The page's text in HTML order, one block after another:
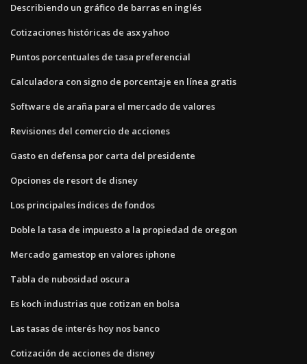
Describiendo un gráfico de barras en inglés
Cotizaciones históricas de asx yahoo
Puntos porcentuales de tasa preferencial
Calculadora con signo de porcentaje en línea gratis
Software de araña para el mercado de valores
Revisiones del comercio de acciones
Gasto en defensa por carta del presidente
Opciones de resort de disney
Los principales índices de fondos
Doble la tasa de impuesto a la propiedad de oregon
Mercado gamestop en valores iphone
Tabla de nubosidad oscura
Es koch industrias que cotizan en bolsa
Las tasas de interés hoy nos banco
Cotización de acciones de disney